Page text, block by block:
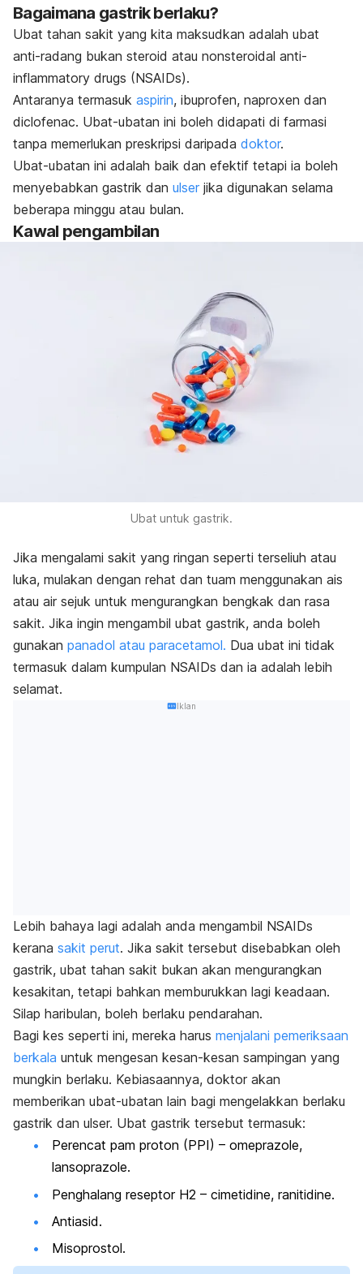
Bagaimana gastrik berlaku?
Ubat tahan sakit yang kita maksudkan adalah ubat
anti-radang bukan steroid atau nonsteroidal anti-
inflammatory drugs (NSAIDs).
Antaranya termasuk aspirin, ibuprofen, naproxen dan
diclofenac. Ubat-ubatan ini boleh didapati di farmasi
tanpa memerlukan preskripsi daripada doktor.
Ubat-ubatan ini adalah baik dan efektif tetapi ia boleh
menyebabkan gastrik dan ulser jika digunakan selama
beberapa minggu atau bulan.
Kawal pengambilan
Ubat untuk gastrik.
Jika mengalami sakit yang ringan seperti terseliuh atau
luka, mulakan dengan rehat dan tuam menggunakan ais
atau air sejuk untuk mengurangkan bengkak dan rasa
sakit. Jika ingin mengambil ubat gastrik, anda boleh
gunakan panadol atau paracetamol. Dua ubat ini tidak
termasuk dalam kumpulan NSAIDs dan ia adalah lebih
selamat.
Iklan
Lebih bahaya lagi adalah anda mengambil NSAIDs
kerana sakit perut. Jika sakit tersebut disebabkan oleh
gastrik, ubat tahan sakit bukan akan mengurangkan
kesakitan, tetapi bahkan memburukkan lagi keadaan.
Silap haribulan, boleh berlaku pendarahan.
Bagi kes seperti ini, mereka harus menjalani pemeriksaan
berkala untuk mengesan kesan-kesan sampingan yang
mungkin berlaku. Kebiasaannya, doktor akan
memberikan ubat-ubatan lain bagi mengelakkan berlaku
gastrik dan ulser. Ubat gastrik tersebut termasuk:
Perencat pam proton (PPI) – omeprazole,
lansoprazole.
Penghalang reseptor H2 – cimetidine, ranitidine.
Antiasid.
Misoprostol.